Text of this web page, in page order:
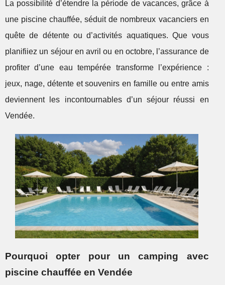
La possibilité d’étendre la période de vacances, grâce à
une piscine chauffée, séduit de nombreux vacanciers en
quête de détente ou d’activités aquatiques. Que vous
planifiiez un séjour en avril ou en octobre, l’assurance de
profiter d’une eau tempérée transforme l’expérience :
jeux, nage, détente et souvenirs en famille ou entre amis
deviennent les incontournables d’un séjour réussi en
Vendée.
Pourquoi opter pour un camping avec
piscine chauffée en Vendée